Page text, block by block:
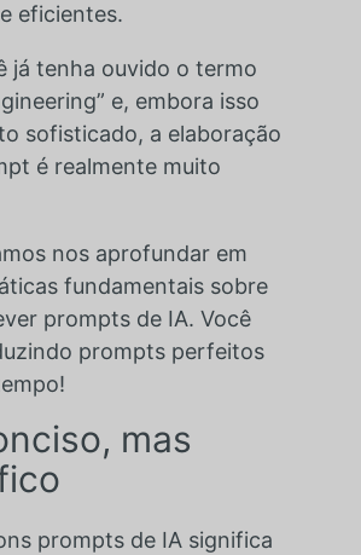
eficientes.
já tenha ouvido o termo
e, embora isso
sofisticado, a elaboração
é realmente muito
nos aprofundar em
fundamentais sobre
prompts de IA. Você
prompts perfeitos
mas
prompts de IA significa